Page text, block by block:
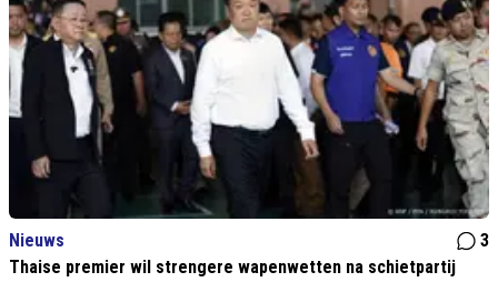
Nieuws
3
Thaise premier wil strengere wapenwetten na schietpartij